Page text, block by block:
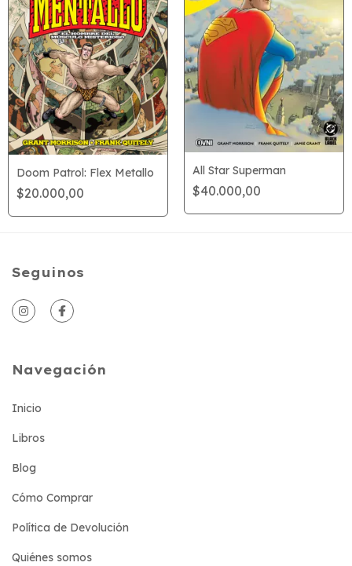
Doom Patrol: Flex Metallo
$20.000,00
All Star Superman
$40.000,00
Seguinos
Navegación
Inicio
Libros
Blog
Cómo Comprar
Política de Devolución
Quiénes somos